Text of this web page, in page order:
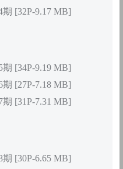
[32P-9.17 MB]
[34P-9.19 MB]
[27P-7.18 MB]
[31P-7.31 MB]
[30P-6.65 MB]